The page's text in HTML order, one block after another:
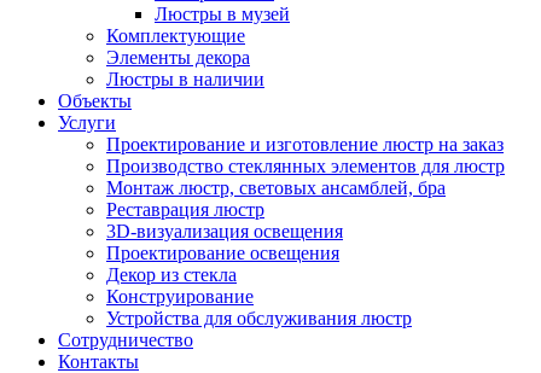
Люстры в музей
Комплектующие
Элементы декора
Люстры в наличии
Объекты
Услуги
Проектирование и изготовление люстр на заказ
Производство стеклянных элементов для люстр
Монтаж люстр, световых ансамблей, бра
Реставрация люстр
3D-визуализация освещения
Проектирование освещения
Декор из стекла
Конструирование
Устройства для обслуживания люстр
Сотрудничество
Контакты